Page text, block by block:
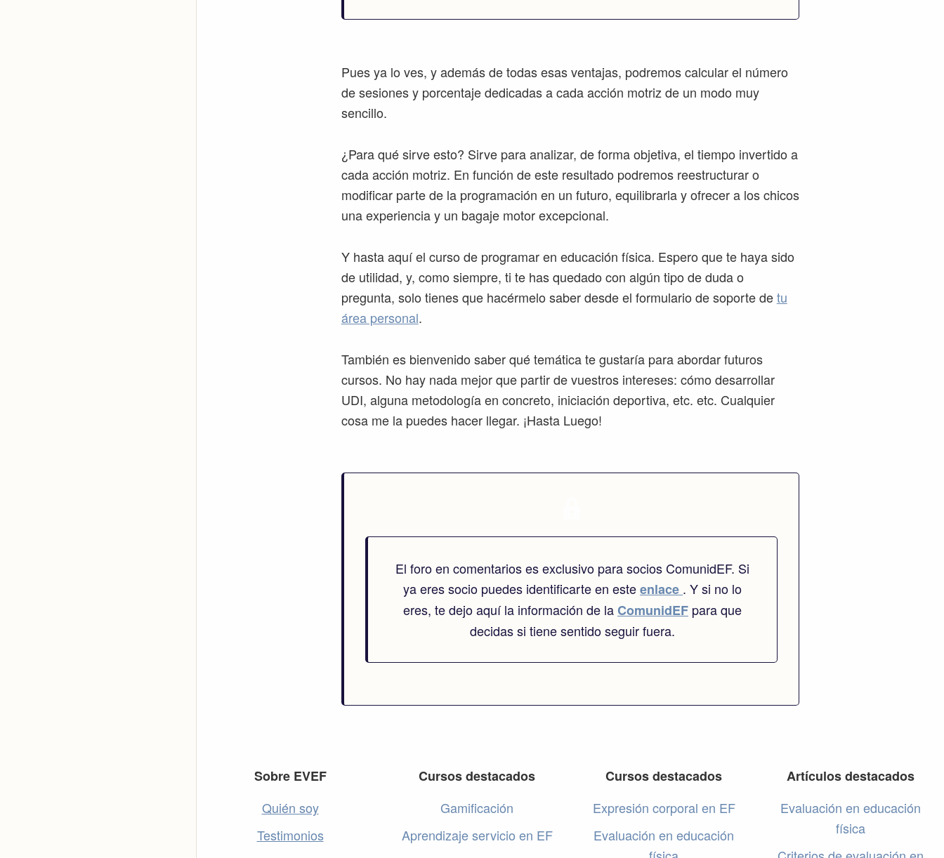
Pues ya lo ves, y además de todas esas ventajas, podremos calcular el número
de sesiones y porcentaje dedicadas a cada acción motriz de un modo muy
sencillo.
¿Para qué sirve esto? Sirve para analizar, de forma objetiva, el tiempo invertido a
cada acción motriz. En función de este resultado podremos reestructurar o
modificar parte de la programación en un futuro, equilibrarla y ofrecer a los chicos
una experiencia y un bagaje motor excepcional.
Y hasta aquí el curso de programar en educación física. Espero que te haya sido
de utilidad, y, como siempre, ti te has quedado con algún tipo de duda o
pregunta, solo tienes que hacérmelo saber desde el formulario de soporte detu
área personal.
También es bienvenido saber qué temática te gustaría para abordar futuros
cursos. No hay nada mejor que partir de vuestros intereses: cómo desarrollar
UDI, alguna metodología en concreto, iniciación deportiva, etc. etc. Cualquier
cosa me la puedes hacer llegar. ¡Hasta Luego!
El foro en comentarios es exclusivo para socios ComunidEF. Si
ya eres socio puedes identificarte en esteenlace . Y si no lo
eres, te dejo aquí la información de laComunidEF para que
decidas si tiene sentido seguir fuera.
FooterSobre EVEF
Quién soy
Testimonios
Cursos destacados
Gamificación
Aprendizaje servicio en EF
Cursos destacados
Expresión corporal en EF
Evaluación en educación
Artículos destacados
Evaluación en educación
física